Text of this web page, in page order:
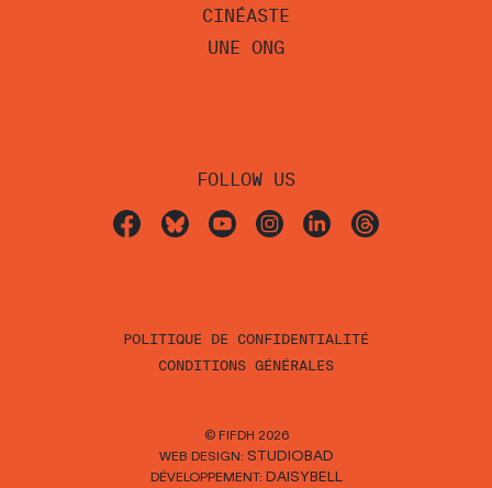
CINÉASTE
UNE ONG
FOLLOW US
POLITIQUE DE CONFIDENTIALITÉ
CONDITIONS GÉNÉRALES
© FIFDH 2026
WEB DESIGN: STUDIOBAD
DÉVELOPPEMENT: DAISYBELL